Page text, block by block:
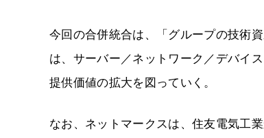
今回の合併統合は、「グループの技術
は、サーバー／ネットワーク／デバイ
提供価値の拡大を図っていく。
なお、ネットマークスは、住友電気工